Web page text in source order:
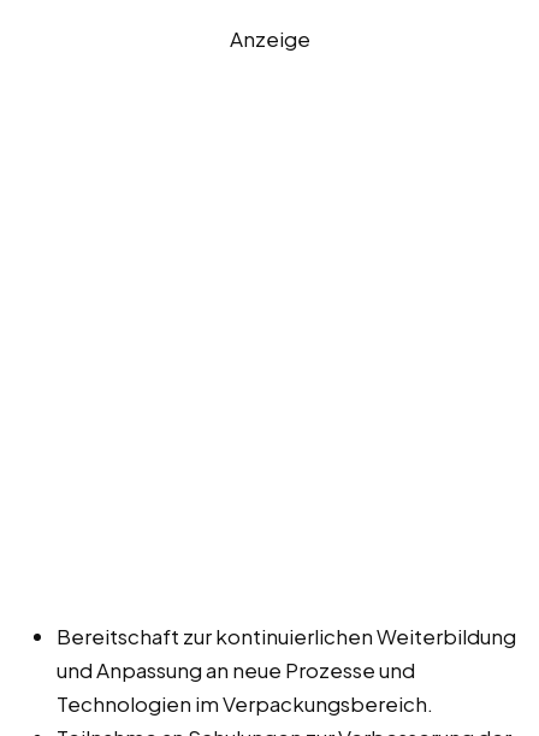
Anzeige
Bereitschaft zur kontinuierlichen Weiterbildung
und Anpassung an neue Prozesse und
Technologien im Verpackungsbereich.